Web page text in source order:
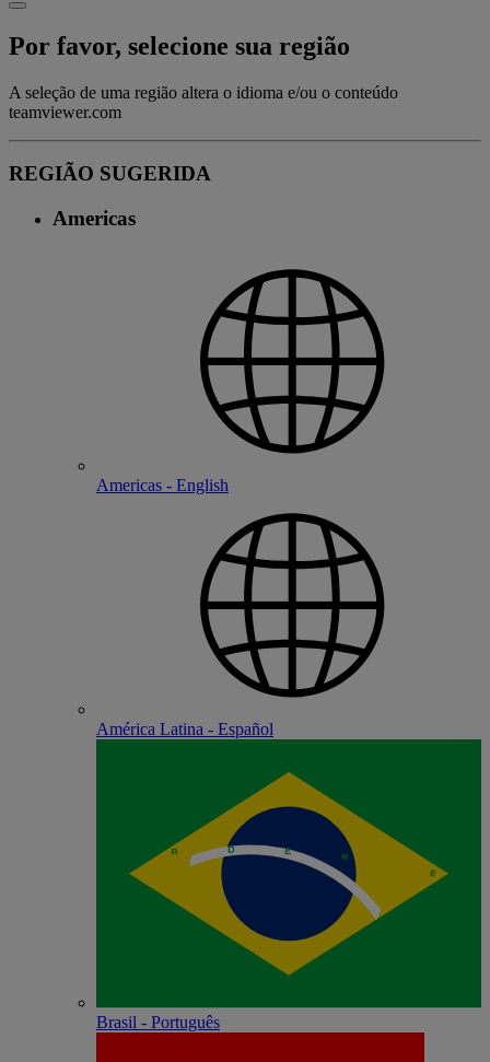
Por favor, selecione sua região
A seleção de uma região altera o idioma e/ou o conteúdo
teamviewer.com
REGIÃO SUGERIDA
Americas
Americas - English
América Latina - Español
Brasil - Português